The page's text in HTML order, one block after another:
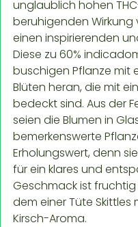
unglaublich hohen
beruhigenden Wirkung
einen inspirierenden
Diese zu 60%
buschigen Pflanze mit
Blüten heran, die mit
bedeckt sind. Aus der
seien die Blumen in
bemerkenswerte
Erholungswert, denn
für ein klares und
Geschmack ist
dem einer Tüte
Kirsch-Aroma.